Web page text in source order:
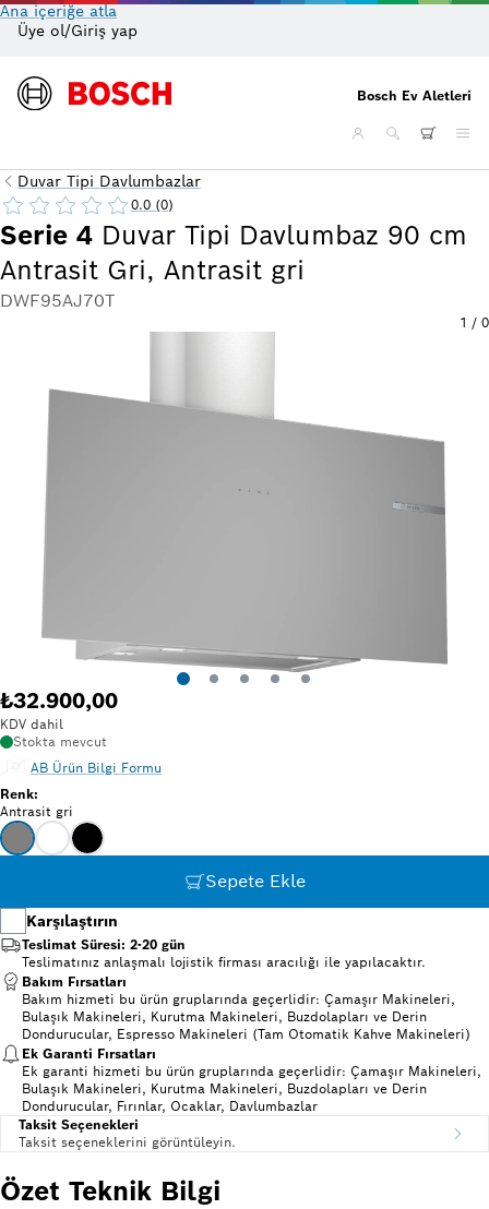
Ana içeriğe atla
Üye ol/Giriş yap
Bosch Ev Aletleri
Duvar Tipi Davlumbazlar
Serie 4 Duvar Tipi Davlumbaz 90 cm
Antrasit Gri, Antrasit gri
DWF95AJ70T
0.0 (0)
1 / 0
₺32.900,00
KDV dahil
Stokta mevcut
AB Ürün Bilgi Formu
Renk:
Antrasit gri
Sepete Ekle
Karşılaştırın
Teslimat Süresi: 2-20 gün
Teslimatınız anlaşmalı lojistik firması aracılığı ile yapılacaktır.
Bakım Fırsatları
Bakım hizmeti bu ürün gruplarında geçerlidir: Çamaşır Makineleri,
Bulaşık Makineleri, Kurutma Makineleri, Buzdolapları ve Derin
Dondurucular, Espresso Makineleri (Tam Otomatik Kahve Makineleri)
Ek Garanti Fırsatları
Ek garanti hizmeti bu ürün gruplarında geçerlidir: Çamaşır Makineleri,
Bulaşık Makineleri, Kurutma Makineleri, Buzdolapları ve Derin
Dondurucular, Fırınlar, Ocaklar, Davlumbazlar
Taksit Seçenekleri
Taksit seçeneklerini görüntüleyin.
Özet Teknik Bilgi